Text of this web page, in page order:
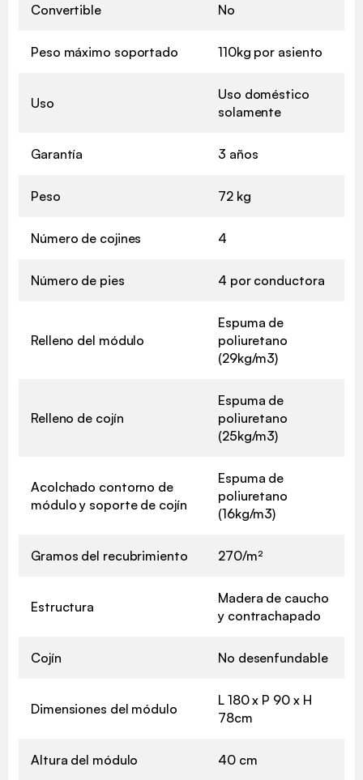
Convertible No
Peso máximo soportado 110kg por asiento
Uso
Uso doméstico
solamente
Garantía 3 años
Peso 72 kg
Número de cojines 4
Número de pies 4 por conductora
Relleno del módulo
Espuma de
poliuretano
(29kg/m3)
Relleno de cojín
Espuma de
poliuretano
(25kg/m3)
Acolchado contorno de
módulo y soporte de cojín
Espuma de
poliuretano
(16kg/m3)
Gramos del recubrimiento 270/m²
Estructura
Madera de caucho
y contrachapado
Cojín No desenfundable
Dimensiones del módulo
L 180 x P 90 x H
78cm
Altura del módulo 40 cm